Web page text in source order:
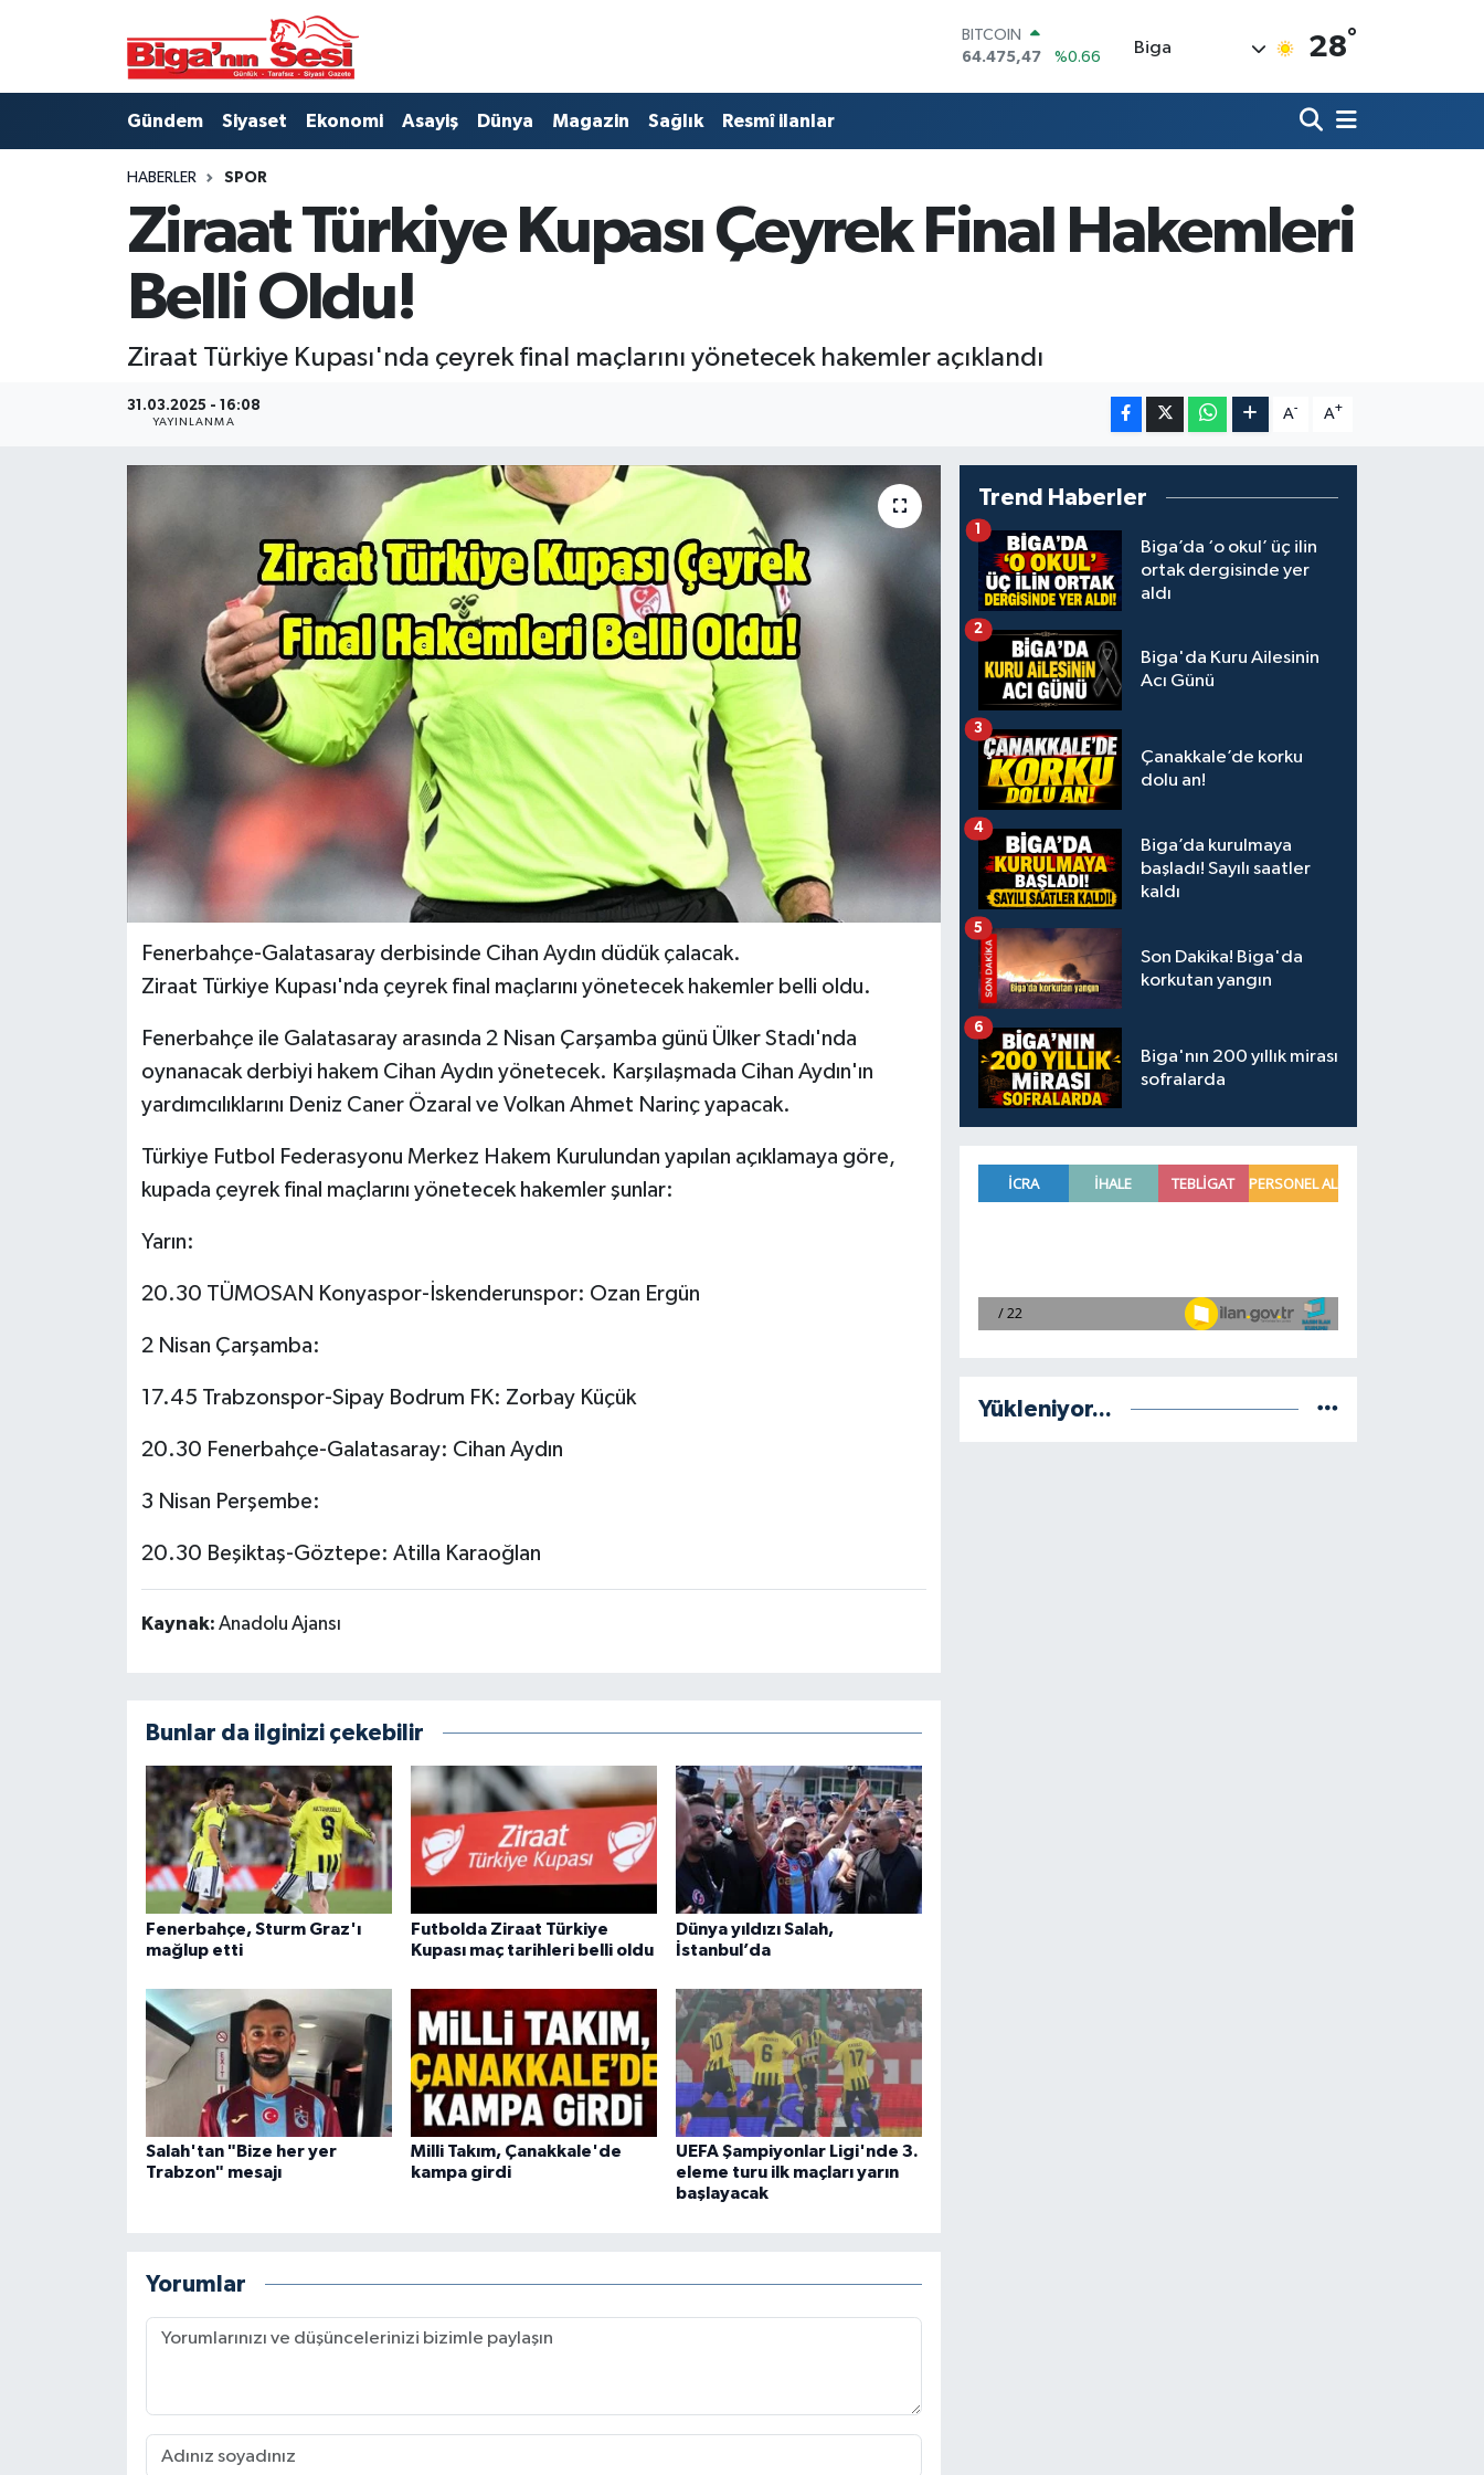
BITCOIN
64.475,47
%0.66
55,0700
%0.1
GRAM ALTIN
6518.23
%0.39
BİST100
Biga 28°
Gündem Siyaset Ekonomi Asayiş Dünya Magazin Sağlık Resmî ilanlar
HABERLER SPOR
Ziraat Türkiye Kupası Çeyrek Final Hakemleri
Belli Oldu!
Ziraat Türkiye Kupası'nda çeyrek final maçlarını yönetecek hakemler açıklandı
31.03.2025 - 16:08
YAYINLANMA
A- A+
Fenerbahçe-Galatasaray derbisinde Cihan Aydın düdük çalacak.
Ziraat Türkiye Kupası'nda çeyrek final maçlarını yönetecek hakemler belli oldu.
Fenerbahçe ile Galatasaray arasında 2 Nisan Çarşamba günü Ülker Stadı'nda
oynanacak derbiyi hakem Cihan Aydın yönetecek. Karşılaşmada Cihan Aydın'ın
yardımcılıklarını Deniz Caner Özaral ve Volkan Ahmet Narinç yapacak.
Türkiye Futbol Federasyonu Merkez Hakem Kurulundan yapılan açıklamaya göre,
kupada çeyrek final maçlarını yönetecek hakemler şunlar:
Yarın:
20.30 TÜMOSAN Konyaspor-İskenderunspor: Ozan Ergün
2 Nisan Çarşamba:
17.45 Trabzonspor-Sipay Bodrum FK: Zorbay Küçük
20.30 Fenerbahçe-Galatasaray: Cihan Aydın
3 Nisan Perşembe:
20.30 Beşiktaş-Göztepe: Atilla Karaoğlan
Kaynak: Anadolu Ajansı
Bunlar da ilginizi çekebilir
Fenerbahçe, Sturm Graz'ı
mağlup etti
Futbolda Ziraat Türkiye
Kupası maç tarihleri belli oldu
Dünya yıldızı Salah,
İstanbul’da
Salah'tan "Bize her yer
Trabzon" mesajı
Milli Takım, Çanakkale'de
kampa girdi
UEFA Şampiyonlar Ligi'nde 3.
eleme turu ilk maçları yarın
başlayacak
Yorumlar
Trend Haberler
Biga’da ‘o okul’ üç ilin
ortak dergisinde yer
aldı
1
Biga'da Kuru Ailesinin
Acı Günü
2
Çanakkale’de korku
dolu an!
3
Biga’da kurulmaya
başladı! Sayılı saatler
kaldı
4
Son Dakika! Biga'da
korkutan yangın
5
Biga'nın 200 yıllık mirası
sofralarda
6
Yükleniyor...
Belediye
Kültür Sanat
Otomobil
Politika
Resmî ilanlar
Tarım ve Ekonomi
Çanakkale Hava Durumu
Tüm Manşetler
Son Dakika Haberleri
Haber Arşivi